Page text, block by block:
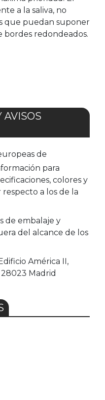
a la saliva, no
que puedan suponer
bordes redondeados.
AVISOS
de
para
colores y
a los de la
de embalaje y
del alcance de los
América II,
28023 Madrid